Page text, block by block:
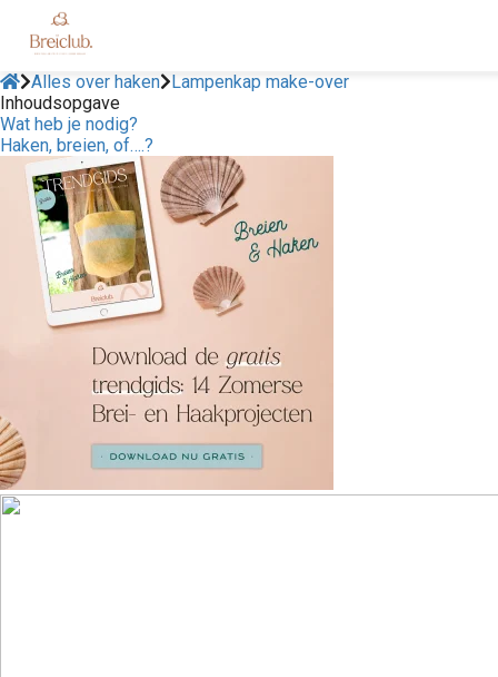
Alles over haken
Lampenkap make-over
Inhoudsopgave
Wat heb je nodig?
Haken, breien, of….?